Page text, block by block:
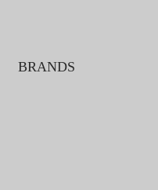
BRANDS